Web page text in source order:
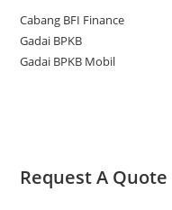
Cabang BFI Finance
Gadai BPKB
Gadai BPKB Mobil
Request A Quote